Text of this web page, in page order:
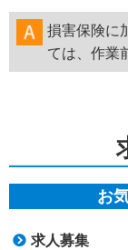
損害保険に
ては、作業
お
求人募集